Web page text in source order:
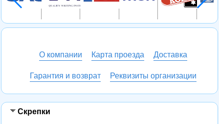
Скрепки
О компании Карта проезда Доставка
Гарантия и возврат Реквизиты организации